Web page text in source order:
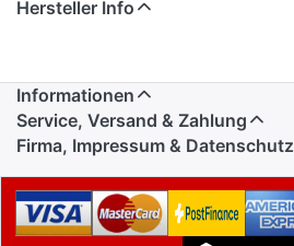
Hersteller Info
Informationen
Service, Versand & Zahlung
Firma, Impressum & Datenschutz